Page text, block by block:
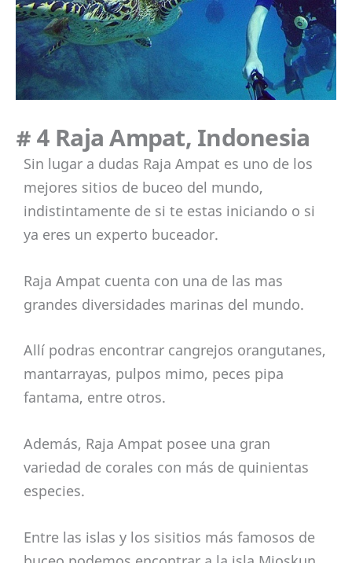
# 4 Raja Ampat, Indonesia
Sin lugar a dudas Raja Ampat es uno de los
mejores sitios de buceo del mundo,
indistintamente de si te estas iniciando o si
ya eres un experto buceador.
Raja Ampat cuenta con una de las mas
grandes diversidades marinas del mundo.
Allí podras encontrar cangrejos orangutanes,
mantarrayas, pulpos mimo, peces pipa
fantama, entre otros.
Además, Raja Ampat posee una gran
variedad de corales con más de quinientas
especies.
Entre las islas y los sisitios más famosos de